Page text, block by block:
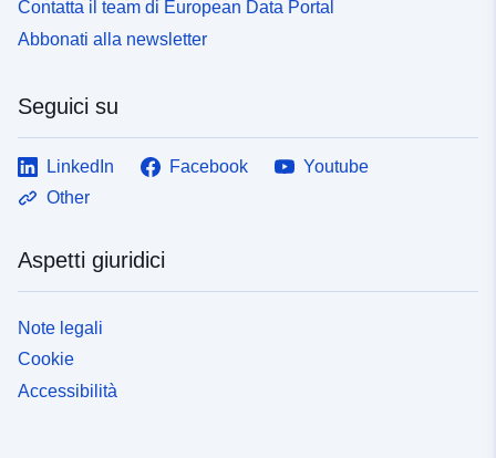
Contatta il team di European Data Portal
Abbonati alla newsletter
Seguici su
LinkedIn Facebook
Youtube
Other
Aspetti giuridici
Note legali
Cookie
Accessibilità